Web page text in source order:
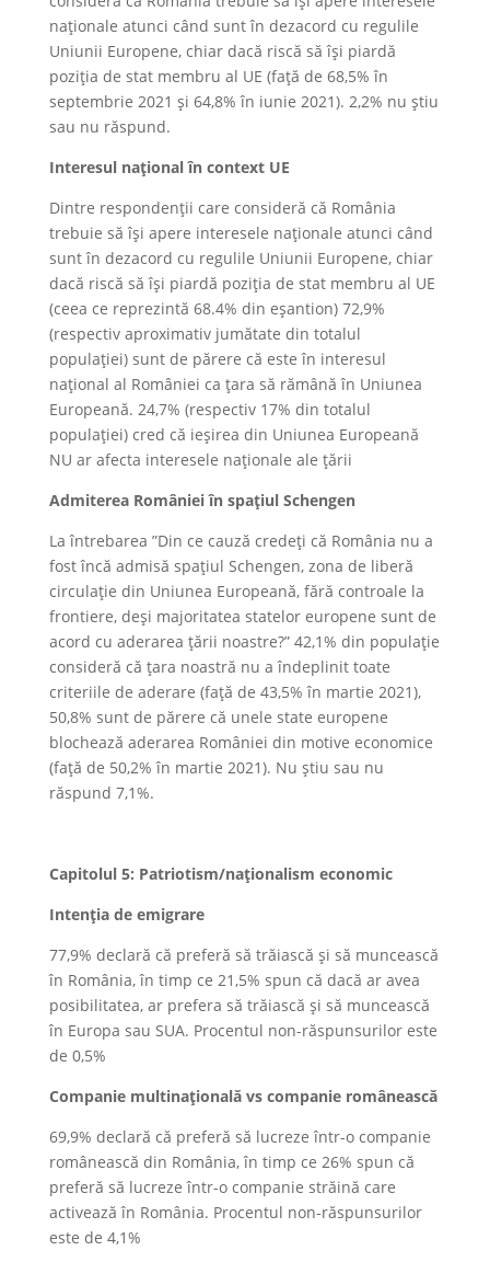
naționale atunci când sunt în dezacord cu regulile
Uniunii Europene, chiar dacă riscă să își piardă
poziția de stat membru al UE (față de 68,5% în
septembrie 2021 și 64,8% în iunie 2021). 2,2% nu știu
sau nu răspund.
Interesul național în context UE
Dintre respondenții care consideră că România
trebuie să își apere interesele naționale atunci când
sunt în dezacord cu regulile Uniunii Europene, chiar
dacă riscă să își piardă poziția de stat membru al UE
(ceea ce reprezintă 68.4% din eșantion) 72,9%
(respectiv aproximativ jumătate din totalul
populației) sunt de părere că este în interesul
național al României ca țara să rămână în Uniunea
Europeană. 24,7% (respectiv 17% din totalul
populației) cred că ieșirea din Uniunea Europeană
NU ar afecta interesele naționale ale țării
Admiterea României în spațiul Schengen
La întrebarea ”Din ce cauză credeți că România nu a
fost încă admisă spațiul Schengen, zona de liberă
circulație din Uniunea Europeană, fără controale la
frontiere, deși majoritatea statelor europene sunt de
acord cu aderarea țării noastre?” 42,1% din populație
consideră că țara noastră nu a îndeplinit toate
criteriile de aderare (față de 43,5% în martie 2021),
50,8% sunt de părere că unele state europene
blochează aderarea României din motive economice
(față de 50,2% în martie 2021). Nu știu sau nu
răspund 7,1%.
Capitolul 5: Patriotism/naționalism economic
Intenția de emigrare
77,9% declară că preferă să trăiască și să muncească
în România, în timp ce 21,5% spun că dacă ar avea
posibilitatea, ar prefera să trăiască și să muncească
în Europa sau SUA. Procentul non-răspunsurilor este
de 0,5%
Companie multinațională vs companie românească
69,9% declară că preferă să lucreze într-o companie
românească din România, în timp ce 26% spun că
preferă să lucreze într-o companie străină care
activează în România. Procentul non-răspunsurilor
este de 4,1%